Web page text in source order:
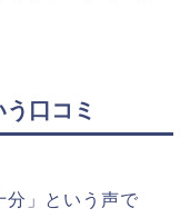
口コミ
分」という声で